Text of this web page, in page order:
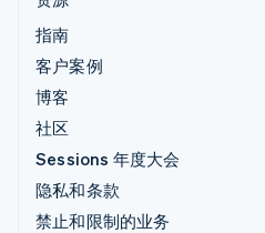
指南
客户案例
博客
社区
Sessions 年度大会
隐私和条款
禁止和限制的业务